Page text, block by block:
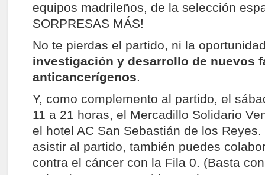
equipos madrileños, de la selección
SORPRESAS MÁS!
No te pierdas el partido, ni la
investigación y desarrollo de nuevos
anticancerígenos.
Y, como complemento al partido, el
11 a 21 horas, el Mercadillo Solidario
el hotel AC San Sebastián de los
asistir al partido, también puedes
contra el cáncer con la Fila 0. (Basta